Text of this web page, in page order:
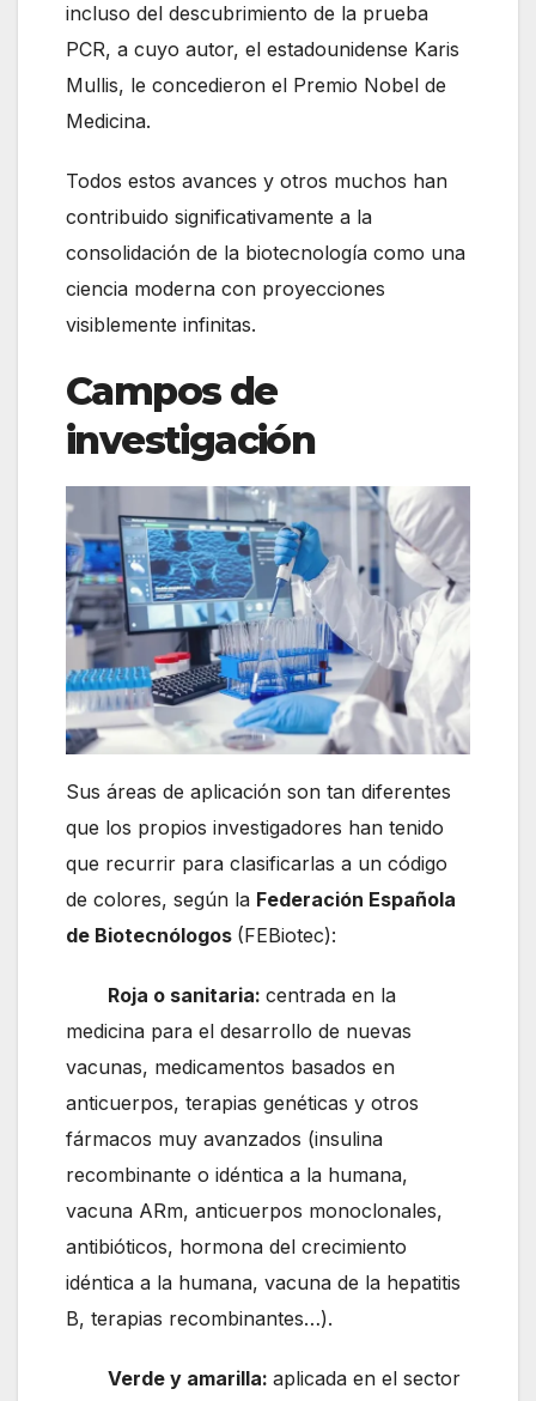
incluso del descubrimiento de la prueba
PCR, a cuyo autor, el estadounidense Karis
Mullis, le concedieron el Premio Nobel de
Medicina.
Todos estos avances y otros muchos han
contribuido significativamente a la
consolidación de la biotecnología como una
ciencia moderna con proyecciones
visiblemente infinitas.
Campos de
investigación
Sus áreas de aplicación son tan diferentes
que los propios investigadores han tenido
que recurrir para clasificarlas a un código
de colores, según la Federación Española
de Biotecnólogos (FEBiotec):
Roja o sanitaria: centrada en la
medicina para el desarrollo de nuevas
vacunas, medicamentos basados en
anticuerpos, terapias genéticas y otros
fármacos muy avanzados (insulina
recombinante o idéntica a la humana,
vacuna ARm, anticuerpos monoclonales,
antibióticos, hormona del crecimiento
idéntica a la humana, vacuna de la hepatitis
B, terapias recombinantes…).
Verde y amarilla: aplicada en el sector